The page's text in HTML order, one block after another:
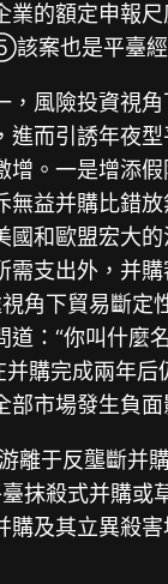
的額定申報
案也是平臺
風險投資視
而引誘年夜
增。一是增添
益并購比錯
國和歐盟宏大
支出外，并
角下貿易斷定
：“你叫什麼
并購完成兩年
市場發生負面
離于反壟斷并
抹殺式并購或
及其立異殺